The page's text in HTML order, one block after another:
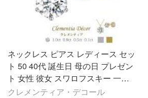
ネックレス ピアス レディース セッ
ト 50 40代 誕生日 母の日 プレゼン
ト 女性 彼女 スワロフスキー 一粒
ローラ
クレメンティア・デコール